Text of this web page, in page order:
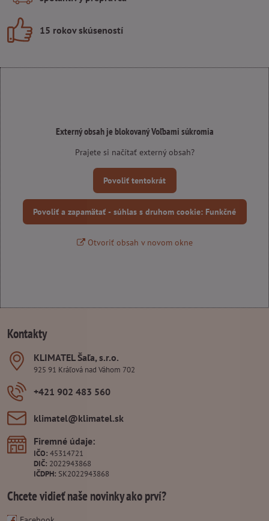
15 rokov skúseností
Externý obsah je blokovaný Voľbami súkromia
Prajete si načítať externý obsah?
Povoliť tentokrát
Povoliť a zapamätať - súhlas s druhom cookie: Funkčné
Otvoriť obsah v novom okne
Kontakty
KLIMATEL Šaľa, s​.r​.o​.
925 91 Kráľová nad Váhom 702
+421 902 483 560
klimatel​@klimatel​.sk
Firemné údaje:
IČO: 45314721
DIČ: 2022943868
IČDPH: SK2022943868
Chcete vidieť naše novinky ako prví?